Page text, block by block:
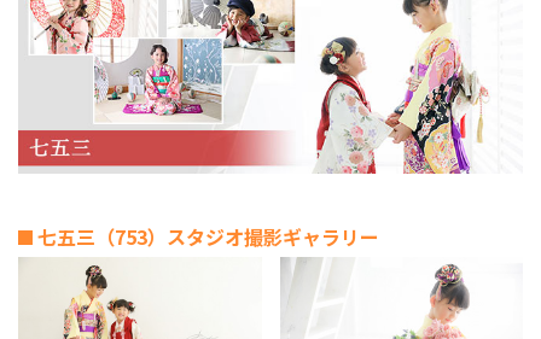
七五三（753）スタジオ撮影ギャラリー